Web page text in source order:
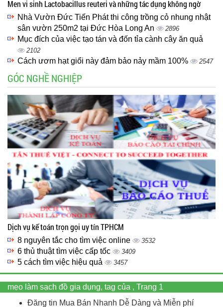
Men vi sinh Lactobacillus reuteri và những tác dụng không ngờ
Nhà Vườn Đức Tiến Phát thi công trồng cỏ nhung nhật
sân vườn 250m2 tại Đức Hòa Long An
2896
Mục đích của việc tạo tán và đốn tỉa cành cây ăn quả
2102
Cách ươm hạt giổi này đảm bảo nảy mầm 100% 2547
GÓC NGHỀ NGHIỆP
Dịch vụ kế toán trọn gọi uy tín TPHCM
8 nguyên tắc cho tìm việc online 3532
6 thủ thuật tìm việc cấp tốc 3409
5 cách tìm việc hiệu quả 3457
mẹo làm sạch đồ gia dụng, tag của , Trang 1
Đăng tin Mua Bán Nhanh Dễ Dàng và Miễn phí